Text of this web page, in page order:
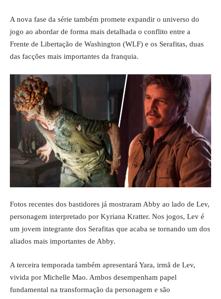
A nova fase da série também promete expandir o universo do
jogo ao abordar de forma mais detalhada o conflito entre a
Frente de Libertação de Washington (WLF) e os Serafitas, duas
das facções mais importantes da franquia.
Fotos recentes dos bastidores já mostraram Abby ao lado de Lev,
personagem interpretado por Kyriana Kratter. Nos jogos, Lev é
um jovem integrante dos Serafitas que acaba se tornando um dos
aliados mais importantes de Abby.
A terceira temporada também apresentará Yara, irmã de Lev,
vivida por Michelle Mao. Ambos desempenham papel
fundamental na transformação da personagem e são